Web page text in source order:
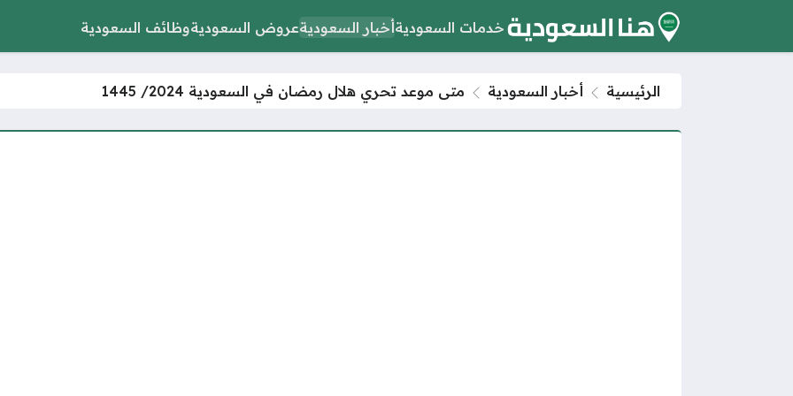
خدمات السعوديةأخبار السعوديةعروض السعوديةوظائف السعودية
الرئيسية أخبار السعودية متى موعد تحري هلال رمضان في السعودية 2024/ 1445